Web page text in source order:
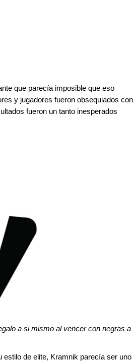
que parecía imposible que eso
y jugadores fueron obsequiados con
fueron un tanto inesperados
a si mismo al vencer con negras a
estilo de elite, Kramnik parecía ser uno